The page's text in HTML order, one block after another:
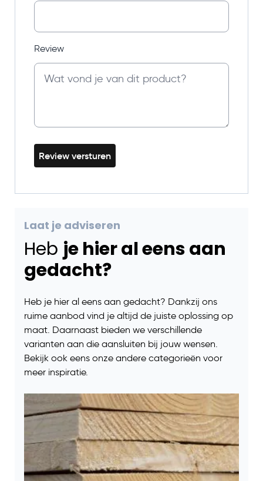
Review
Review versturen
Laat je adviseren
Heb je hier al eens aan
gedacht?
Heb je hier al eens aan gedacht? Dankzij ons
ruime aanbod vind je altijd de juiste oplossing op
maat. Daarnaast bieden we verschillende
varianten aan die aansluiten bij jouw wensen.
Bekijk ook eens onze andere categorieën voor
meer inspiratie.